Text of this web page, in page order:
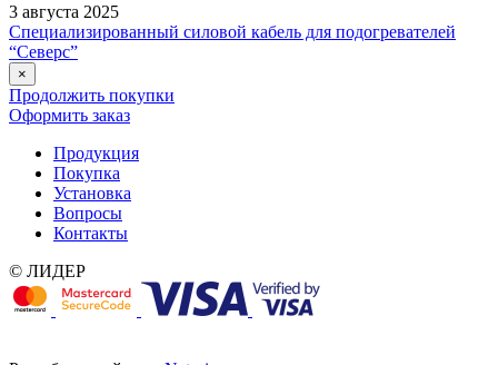
3 августа 2025
Специализированный силовой кабель для подогревателей
“Северс”
×
Продолжить покупки
Оформить заказ
Продукция
Покупка
Установка
Вопросы
Контакты
© ЛИДЕР